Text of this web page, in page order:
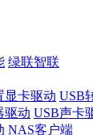
绿联智联
显卡驱动 USB
驱动 USB声卡
NAS客户端